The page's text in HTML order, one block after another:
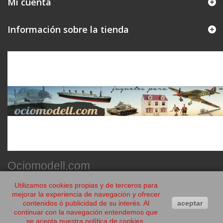
Información sobre la tienda
Ociomodell.com
Utilizamos cookies propias y de terceros para
mejorar la experiencia de navegación y ofrecer
contenidos ó publicidad de su interés. Al
continuar con la navegación entendemos que
se acepta nuestra política de cookies.
aceptar